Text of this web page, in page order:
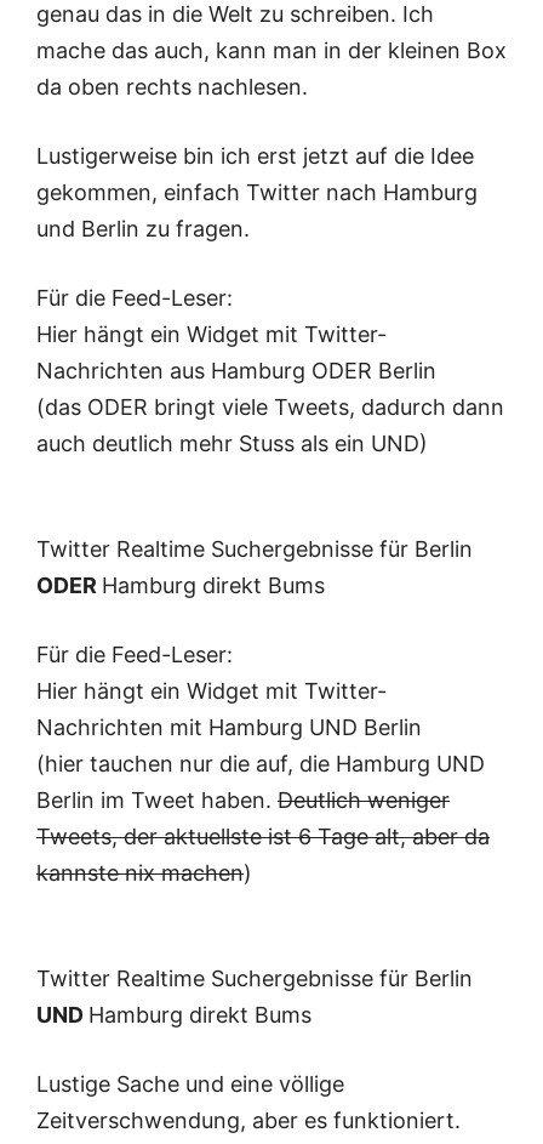
genau das in die Welt zu schreiben. Ich
mache das auch, kann man in der kleinen Box
da oben rechts nachlesen.
Lustigerweise bin ich erst jetzt auf die Idee
gekommen, einfach Twitter nach Hamburg
und Berlin zu fragen.
Für die Feed-Leser:
Hier hängt ein Widget mit Twitter-
Nachrichten aus Hamburg ODER Berlin
(das ODER bringt viele Tweets, dadurch dann
auch deutlich mehr Stuss als ein UND)
Twitter Realtime Suchergebnisse für Berlin
ODER Hamburg direkt Bums
Für die Feed-Leser:
Hier hängt ein Widget mit Twitter-
Nachrichten mit Hamburg UND Berlin
(hier tauchen nur die auf, die Hamburg UND
Berlin im Tweet haben. Deutlich weniger
Tweets, der aktuellste ist 6 Tage alt, aber da
kannste nix machen)
Twitter Realtime Suchergebnisse für Berlin
UND Hamburg direkt Bums
Lustige Sache und eine völlige
Zeitverschwendung, aber es funktioniert.